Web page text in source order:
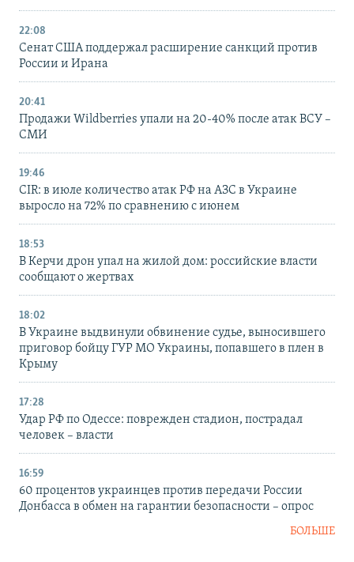
22:08
Сенат США поддержал расширение санкций против
России и Ирана
20:41
Продажи Wildberries упали на 20-40% после атак ВСУ –
СМИ
19:46
CIR: в июле количество атак РФ на АЗС в Украине
выросло на 72% по сравнению с июнем
18:53
В Керчи дрон упал на жилой дом: российские власти
сообщают о жертвах
18:02
В Украине выдвинули обвинение судье, выносившего
приговор бойцу ГУР МО Украины, попавшего в плен в
Крыму
17:28
Удар РФ по Одессе: поврежден стадион, пострадал
человек – власти
16:59
60 процентов украинцев против передачи России
Донбасса в обмен на гарантии безопасности – опрос
БОЛЬШЕ